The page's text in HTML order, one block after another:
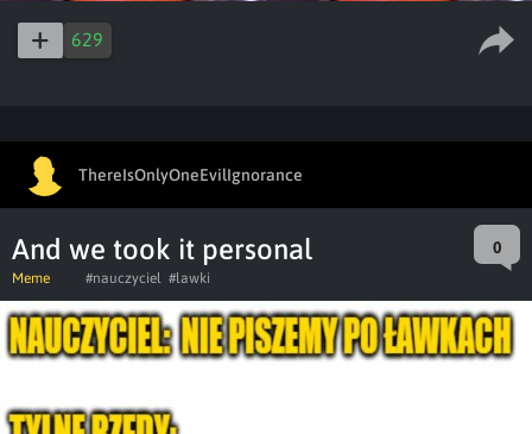
629
ThereIsOnlyOneEvilIgnorance
And we took it personal 0
Meme #nauczyciel #lawki